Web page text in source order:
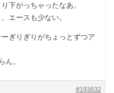
下がっちゃったなあ。
エースも少ない。
ぎりぎりがちょっとずつア
ん。
#193632